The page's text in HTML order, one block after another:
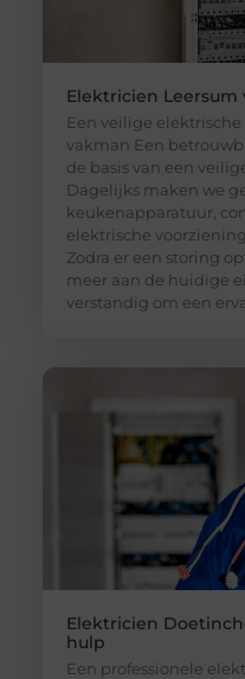
Elektricien Leersum
Een veilige
vakman Een
de basis van een
Dagelijks maken we
keukenapparatuur,
elektrische
Zodra er een storing
meer aan de huidige
verstandig om een
Elektricien
hulp
Een professionele